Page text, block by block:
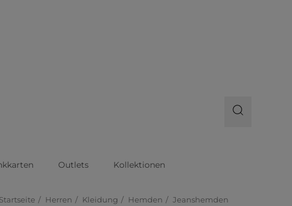
Outlets Kollektionen
Startseite Herren Kleidung Hemden Jeanshemden